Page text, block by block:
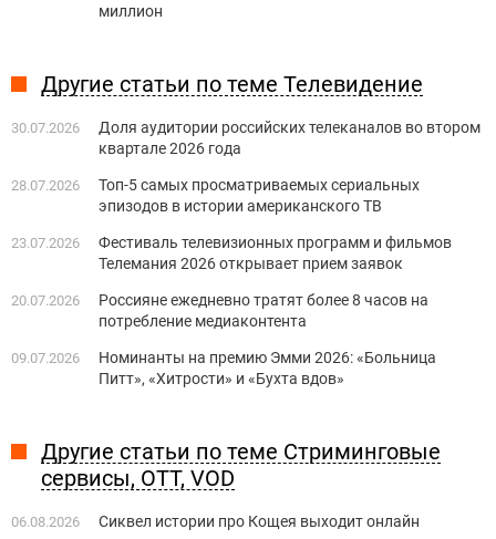
миллион
Другие статьи по теме Телевидение
30.07.2026
Доля аудитории российских телеканалов во втором
квартале 2026 года
28.07.2026
Топ-5 самых просматриваемых сериальных
эпизодов в истории американского ТВ
23.07.2026
Фестиваль телевизионных программ и фильмов
Телемания 2026 открывает прием заявок
20.07.2026
Россияне ежедневно тратят более 8 часов на
потребление медиаконтента
09.07.2026
Номинанты на премию Эмми 2026: «Больница
Питт», «Хитрости» и «Бухта вдов»
Другие статьи по теме Стриминговые
сервисы, OTT, VOD
06.08.2026 Сиквел истории про Кощея выходит онлайн